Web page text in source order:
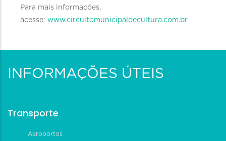
Para mais informações,
acesse:www.circuitomunicipaldecultura.com.br
INFORMAÇÕES ÚTEIS
Transporte
Aeroportos